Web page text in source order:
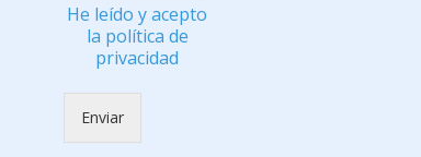
He leído y acepto
la política de
privacidad
Enviar